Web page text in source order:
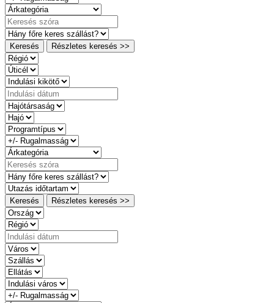
Keresés Részletes keresés >>
Keresés Részletes keresés >>